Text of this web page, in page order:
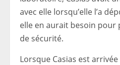
avec elle lorsqu’elle l’a
elle en aurait besoin pour
de sécurité.
Lorsque Casias est